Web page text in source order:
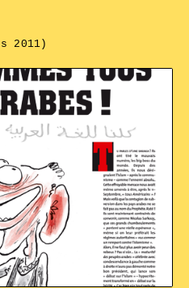
2011)